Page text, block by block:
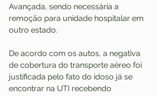
Avançada, sendo necessária a
remoção para unidade hospitalar em
outro estado.
De acordo com os autos, a negativa
de cobertura do transporte aéreo foi
justificada pelo fato do idoso já se
encontrar na UTI recebendo